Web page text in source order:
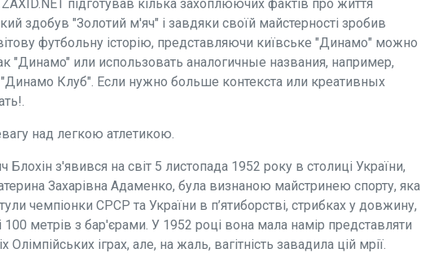
підготував кілька захоплюючих фактів про життя
здобув "Золотий м'яч" і завдяки своїй майстерності зробив
футбольну історію, представляючи київське "Динамо" можно
"Динамo" или использовать аналогичные названия, например,
Клуб". Если нужно больше контекста или креативных
над легкою атлетикою.
з'явився на світ 5 листопада 1952 року в столиці України,
Захарівна Адаменко, була визнаною майстринею спорту, яка
чемпіонки СРСР та України в п’ятиборстві, стрибках у довжину,
100 метрів з бар'єрами. У 1952 році вона мала намір представляти
Олімпійських іграх, але, на жаль, вагітність завадила цій мрії.